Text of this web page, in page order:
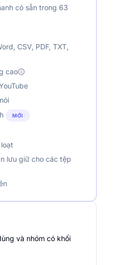
có sẵn trong 63
CSV, PDF, TXT,
cao
MỚI
lưu giữ cho các tệp
và nhóm có khối